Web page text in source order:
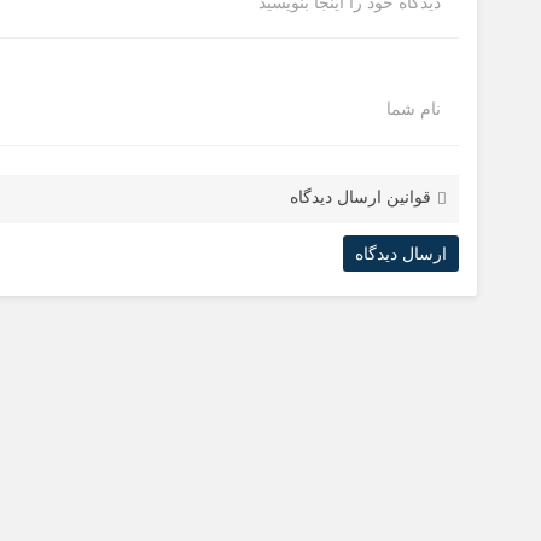
نام شما
قوانین ارسال دیدگاه